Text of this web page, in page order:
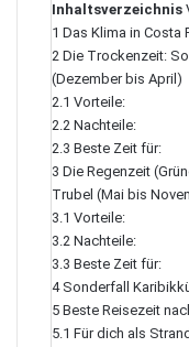
Inhaltsverzeichnis
1 Das Klima in Costa
2 Die Trockenzeit:
(Dezember bis April)
2.1 Vorteile:
2.2 Nachteile:
2.3 Beste Zeit für:
3 Die Regenzeit
Trubel (Mai bis
3.1 Vorteile:
3.2 Nachteile:
3.3 Beste Zeit für:
4 Sonderfall
5 Beste Reisezeit
5.1 Für dich als